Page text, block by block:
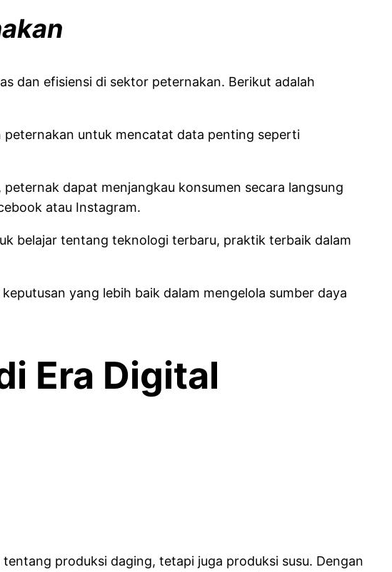
dan efisiensi di sektor peternakan. Berikut adalah
untuk mencatat data penting seperti
dapat menjangkau konsumen secara langsung
atau Instagram.
belajar tentang teknologi terbaru, praktik terbaik dalam
yang lebih baik dalam mengelola sumber daya
Era Digital
produksi daging, tetapi juga produksi susu. Dengan